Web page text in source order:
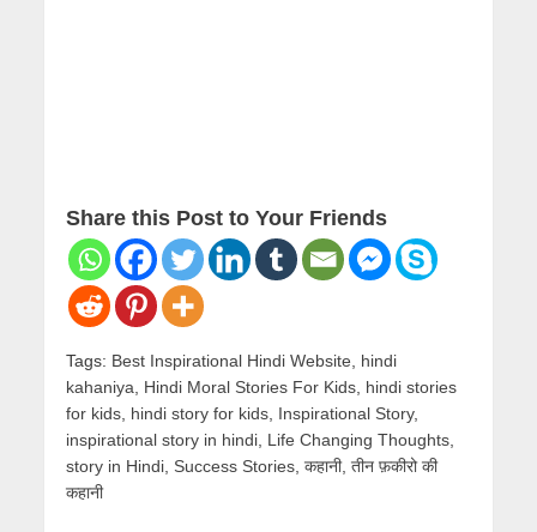
Share this Post to Your Friends
Tags: Best Inspirational Hindi Website
hindi
kahaniya
Hindi Moral Stories For Kids hindi stories
for kids hindi story for kids Inspirational Story,
inspirational story in hindi Life Changing Thoughts
story in Hindi Success Stories ,कहानी,तीन फ़कीरो की
कहानी